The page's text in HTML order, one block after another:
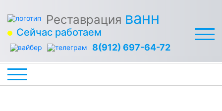
Реставрация ванн
Сейчас работаем
8(912) 697-64-72